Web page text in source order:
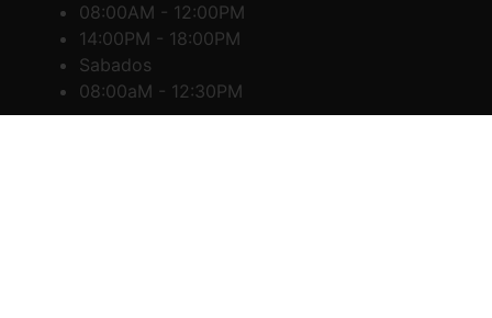
08:00AM - 12:00PM
14:00PM - 18:00PM
Sabados
08:00aM - 12:30PM